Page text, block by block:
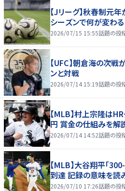
【Jリーグ】秋春制元
シーズンで何が変わる
2026/07/15 15:55話題の投
【UFC】朝倉海の次
ンと対戦
2026/07/14 15:19話題の投
【MLB】村上宗隆は
円 賞金の仕組みを解
2026/07/14 14:52話題の投
【MLB】大谷翔平「
到達 記録の意味を読
2026/07/10 17:26話題の投